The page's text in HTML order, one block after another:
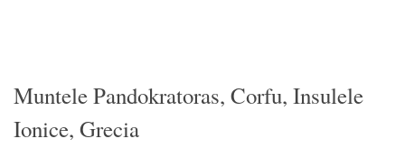
Muntele Pandokratoras, Corfu, Insulele
Ionice, Grecia